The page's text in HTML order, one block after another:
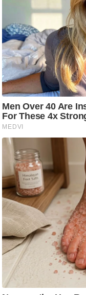
मं
त्रा
रि
ले
श
न
शि
प
रा
ज
नी
ति
वि
श्ले
ष
ण
स
म
सा
म